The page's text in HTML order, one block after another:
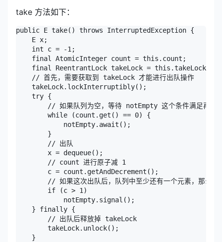
take 方法如下：
public E take() throws InterruptedException {
    E x;
    int c = -1;
    final AtomicInteger count = this.count;
    final ReentrantLock takeLock = this.takeLock;
    // 首先，需要获取到 takeLock 才能进行出队操作
    takeLock.lockInterruptibly();
    try {
// 如果队列为空，等待 notEmpty 这个条件满足再继
        while (count.get() == 0) {
            notEmpty.await();
        }
        // 出队
        x = dequeue();
        // count 进行原子减 1
        c = count.getAndDecrement();
// 如果这次出队后，队列中至少还有一个元素，那么
        if (c > 1)
            notEmpty.signal();
    } finally {
        // 出队后释放掉 takeLock
        takeLock.unlock();
    }